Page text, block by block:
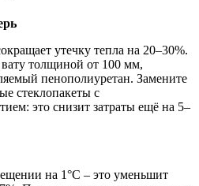
утечку тепла на 20–30%.
толщиной от 100 мм,
пенополиуретан. Замените
стеклопакеты с
это снизит затраты ещё на 5–
на 1°C – это уменьшит